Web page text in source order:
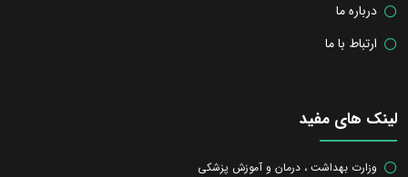
درباره ما
ارتباط با ما
لینک های مفید
وزارت بهداشت ، درمان و آموزش پزشکی